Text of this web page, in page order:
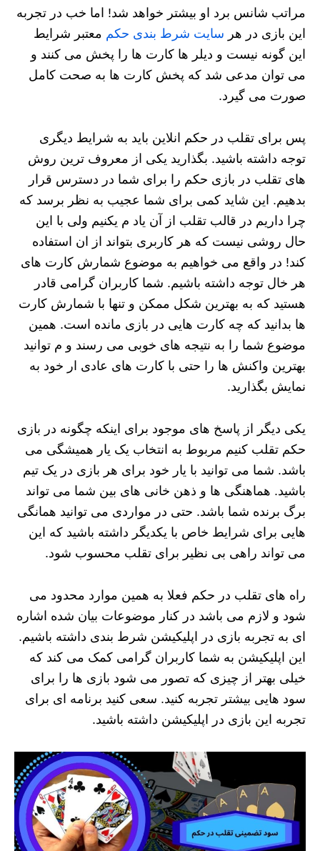
مراتب شانس برد او بیشتر خواهد شد! اما خب در تجربه
این بازی در هر سایت شرط بندی حکم معتبر شرایط
این گونه نیست و دیلر ها کارت ها را پخش می کنند و
می توان مدعی شد که پخش کارت ها به صحت کامل
صورت می گیرد.
پس برای تقلب در حکم انلاین باید به شرایط دیگری
توجه داشته باشید. بگذارید یکی از معروف ترین روش
های تقلب در بازی حکم را برای شما در دسترس قرار
بدهیم. این شاید کمی برای شما عجیب به نظر برسد که
چرا داریم در قالب تقلب از آن یاد م یکنیم ولی با این
حال روشی نیست که هر کاربری بتواند از ان استفاده
کند! در واقع می خواهیم به موضوع شمارش کارت های
هر خال توجه داشته باشیم. شما کاربران گرامی قادر
هستید که به بهترین شکل ممکن و تنها با شمارش کارت
ها بدانید که چه کارت هایی در بازی مانده است. همین
موضوع شما را به نتیجه های خوبی می رسند و م توانید
بهترین واکنش ها را حتی با کارت های عادی ار خود به
نمایش بگذارید.
یکی دیگر از پاسخ های موجود برای اینکه چگونه در بازی
حکم تقلب کنیم مربوط به انتخاب یک یار همیشگی می
باشد. شما می توانید با یار خود برای هر بازی در یک تیم
باشید. هماهنگی ها و ذهن خانی های بین شما می تواند
برگ برنده شما باشد. حتی در مواردی می توانید همانگی
هایی برای شرایط خاص با یکدیگر داشته باشید که این
می تواند راهی بی نظیر برای تقلب محسوب شود.
راه های تقلب در حکم فعلا به همین موارد محدود می
شود و لازم می باشد در کنار موضوعات بیان شده اشاره
ای به تجربه بازی در اپلیکیشن شرط بندی داشته باشیم.
این اپلیکیشن به شما کاربران گرامی کمک می کند که
خیلی بهتر از چیزی که تصور می شود بازی ها را برای
سود هایی بیشتر تجربه کنید. سعی کنید برنامه ای برای
تجربه این بازی در اپلیکیشن داشته باشید.